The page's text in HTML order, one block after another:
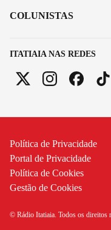
ITATIAIA NAS REDES
COLUNISTAS
Política de Privacidade
Portal de Privacidade
Política de Cookies
Gestão de Cookies
© Rádio Itatiaia. Todos os direitos